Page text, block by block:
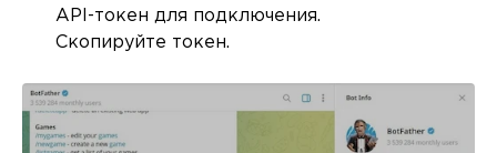
API-токен для подключения.
Скопируйте токен.